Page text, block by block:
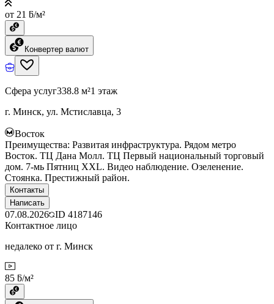
от 21 ƃ/м²
Конвертер валют
Сфера услуг338.8 м²1 этаж
г. Минск, ул. Мстиславца, 3
Восток
Преимущества: Развитая инфраструктура. Рядом метро
Восток. ТЦ Дана Молл. ТЦ Первый национальный торговый
дом. 7-мь Пятниц ХХL. Видео наблюдение. Озеленение.
Стоянка. Престижный район.
Контакты
Написать
07.08.2026 ID 4187146
Контактное лицо
недалеко от г. Минск
85 ƃ/м²